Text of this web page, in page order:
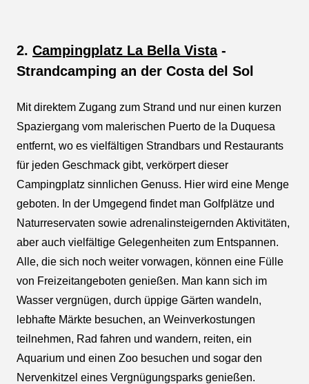
2. Campingplatz La Bella Vista-
Strandcamping an der Costa del Sol
Mit direktem Zugang zum Strand und nur einen kurzen
Spaziergang vom malerischen Puerto de la Duquesa
entfernt, wo es vielfältigen Strandbars und Restaurants
für jeden Geschmack gibt, verkörpert dieser
Campingplatz sinnlichen Genuss. Hier wird eine Menge
geboten. In der Umgegend findet man Golfplätze und
Naturreservaten sowie adrenalinsteigernden Aktivitäten,
aber auch vielfältige Gelegenheiten zum Entspannen.
Alle, die sich noch weiter vorwagen, können eine Fülle
von Freizeitangeboten genießen. Man kann sich im
Wasser vergnügen, durch üppige Gärten wandeln,
lebhafte Märkte besuchen, an Weinverkostungen
teilnehmen, Rad fahren und wandern, reiten, ein
Aquarium und einen Zoo besuchen und sogar den
Nervenkitzel eines Vergnügungsparks genießen.